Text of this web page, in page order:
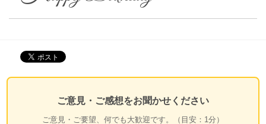
ご意見・ご感想をお聞かせください
ご意見・ご要望、何でも大歓迎です。（目安：1分）